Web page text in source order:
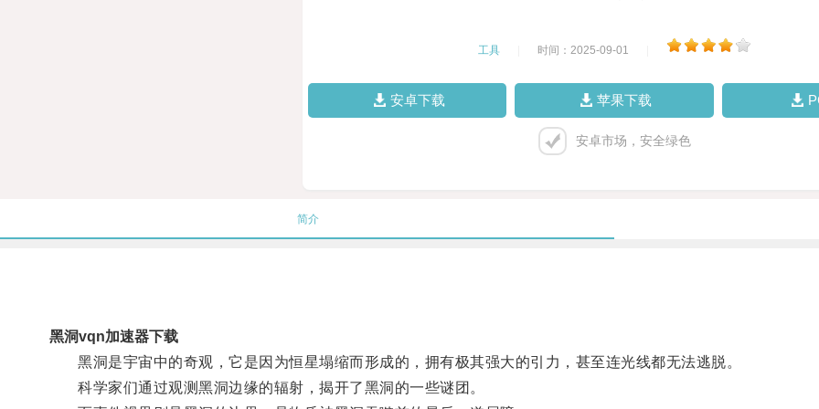
工具 时间：2025-09-01
安卓下载 苹果下载
安卓市场，安全绿色
简介
黑洞vqn加速器下载
黑洞是宇宙中的奇观，它是因为恒星塌缩而形成的，拥有极其强大的引力，甚至连光线都无法逃脱。
科学家们通过观测黑洞边缘的辐射，揭开了黑洞的一些谜团。